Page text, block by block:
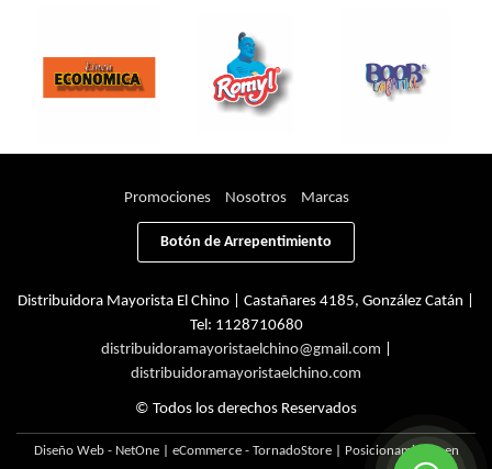
Promociones Nosotros Marcas
Botón de Arrepentimiento
Distribuidora Mayorista El Chino | Castañares 4185, González Catán |
Tel: 1128710680
distribuidoramayoristaelchino@gmail.com
distribuidoramayoristaelchino.com
© Todos los derechos Reservados
Diseño Web - NetOne| eCommerce - TornadoStore|
Posicionamiento en